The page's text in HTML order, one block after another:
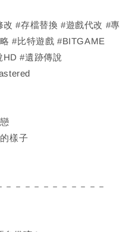
#存檔替換 #遊戲代改 #專
#比特遊戲 #BITGAME
HD #遺跡傳說
樣子
－－－－－－－－－－